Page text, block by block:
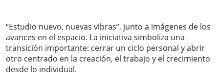
“Estudio nuevo, nuevas vibras”, junto a imágenes de los
avances en el espacio. La iniciativa simboliza una
transición importante: cerrar un ciclo personal y abrir
otro centrado en la creación, el trabajo y el crecimiento
desde lo individual.